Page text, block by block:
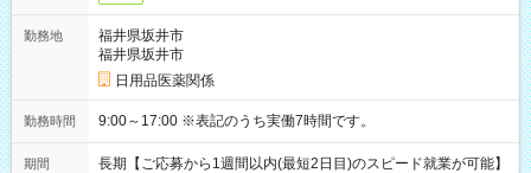
勤務地
福井県坂井市
福井県坂井市
日用品医薬関係
勤務時間 9:00～17:00 ※表記のうち実働7時間です。
期間
長期【ご応募から1週間以内(最短2日目)のスピード就業が可能】